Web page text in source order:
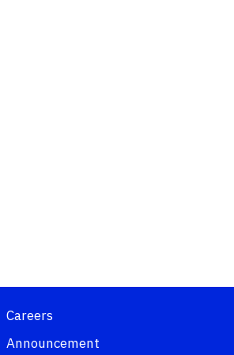
Careers
Announcement